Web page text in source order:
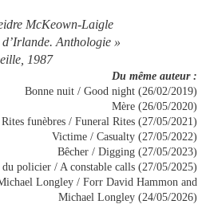
McKeown-Laigle
Anthologie »
1987
Du même auteur :
Bonne nuit / Good night (26/02/2019)
Mère (26/05/2020)
Rites funèbres / Funeral Rites (27/05/2021)
Victime / Casualty (27/05/2022)
Bêcher / Digging (27/05/2023)
policier / A constable calls (27/05/2025)
Longley / Forr David Hammon and
Michael Longley (24/05/2026)